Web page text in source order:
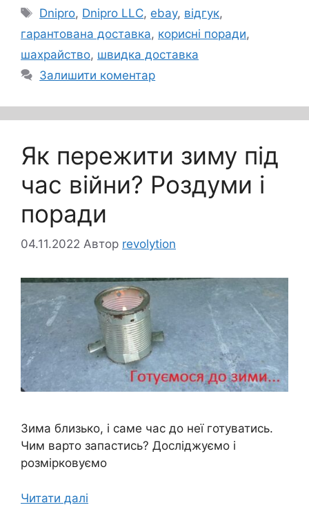
Позначки
Dnipro, Dnipro LLC, ebay, відгук,
гарантована доставка, корисні поради,
шахрайство, швидка доставка
Залишити коментар
Як пережити зиму під
час війни? Роздуми і
поради
04.11.2022 Автор revolytion
Зима близько, і саме час до неї готуватись.
Чим варто запастись? Досліджуємо і
розмірковуємо
Читати далі